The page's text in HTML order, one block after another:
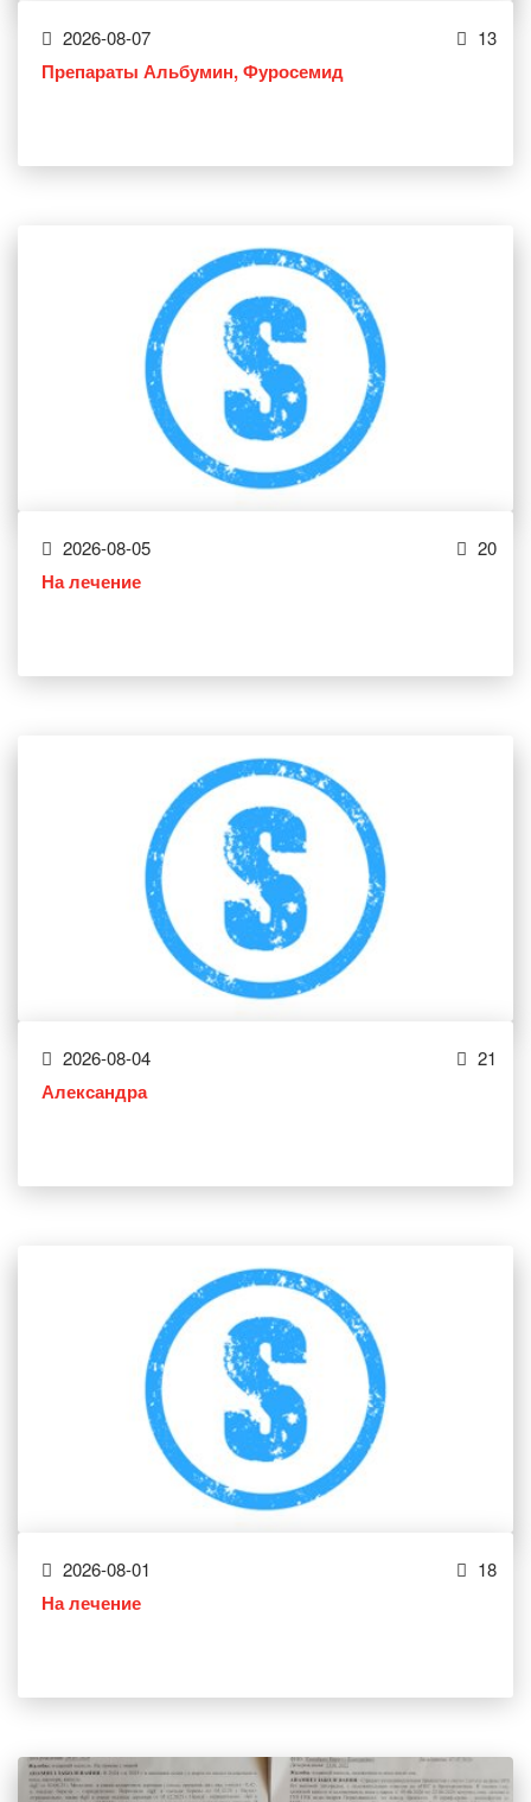
2026-08-07 13
Препараты Альбумин, Фуросемид
2026-08-05 20
На лечение
2026-08-04 21
Александра
2026-08-01 18
На лечение